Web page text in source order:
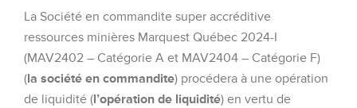
La Société en commandite super accréditive
ressources minières Marquest Québec 2024-I
(MAV2402 – Catégorie A et MAV2404 – Catégorie F)
(la société en commandite) procédera à une opération
de liquidité (l’opération de liquidité) en vertu de